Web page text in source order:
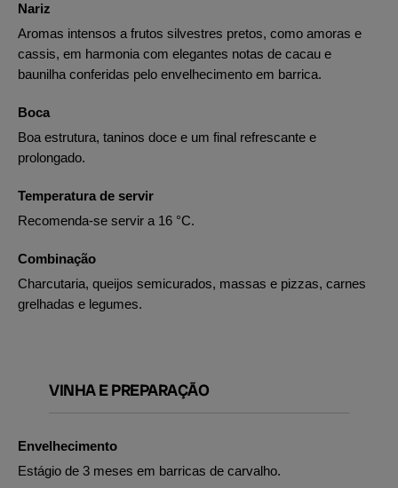
Nariz
Aromas intensos a frutos silvestres pretos, como amoras e
cassis, em harmonia com elegantes notas de cacau e
baunilha conferidas pelo envelhecimento em barrica.
Boca
Boa estrutura, taninos doce e um final refrescante e
prolongado.
Temperatura de servir
Recomenda-se servir a 16 °C.
Combinação
Charcutaria, queijos semicurados, massas e pizzas, carnes
grelhadas e legumes.
VINHA E PREPARAÇÃO
Envelhecimento
Estágio de 3 meses em barricas de carvalho.